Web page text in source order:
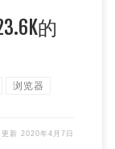
的
浏览器
更新2020年4月7日